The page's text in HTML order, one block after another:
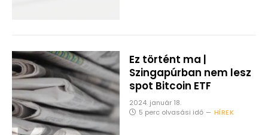
Ez történt ma |
Szingapúrban nem lesz
spot Bitcoin ETF
2024. január 18.
5 perc olvasási idő
HÍREK